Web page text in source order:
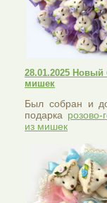
28.01.2025 Новый
мишек
Был собран и
подарка розово-
из мишек